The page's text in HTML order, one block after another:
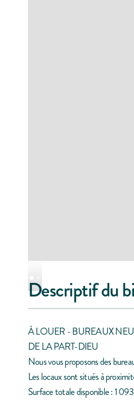
Descriptif du
À LOUER - BUREAUX
DE LA PART-DIEU
Nous vous proposons des
Les locaux sont situés à
Surface totale disponible : 1